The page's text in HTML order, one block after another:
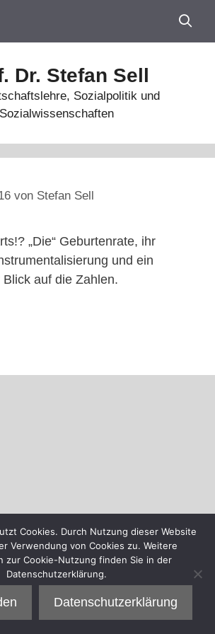
Dr. Stefan Sell
Sozialpolitik und
Sozialwissenschaften
von Stefan Sell
„Die“ Geburtenrate, ihr
und ein
auf die Zahlen.
Cookies. Durch Nutzung dieser Website
Verwendung von Cookies zu. Weitere
zur Cookie-Nutzung finden Sie in der
Datenschutzerklärung.
Datenschutzerklärung